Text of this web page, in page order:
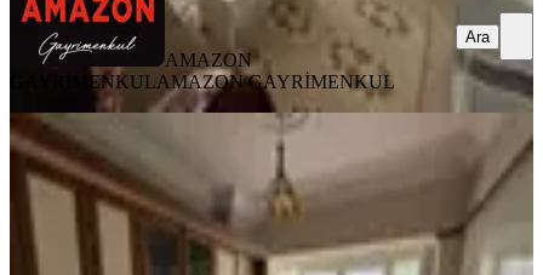
AMAZON
GAYRİMENKULAMAZON GAYRİMENKUL
Ara
SİTE İÇİ
Amazon'dan Aslanbey İlkokulu
Civarı 2+1 Kiralık Daire!!!
Dulkadiroğlu, Namık Kemal Mahallesi
· 110 m²·2. Kat 20.07.2026